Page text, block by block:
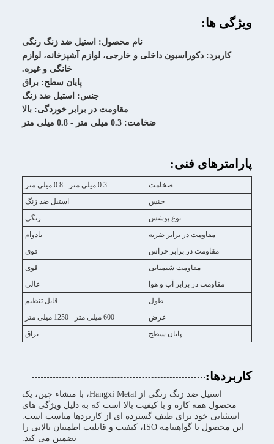
ویژگی ها:
نام محصول: استیل ضد زنگ رنگی
کاربرد: دکوراسیون داخلی و خارجی، لوازم آشپزخانه، لوازم
خانگی و غیره.
پایان سطح: براق
جنس: استیل ضد زنگ
مقاومت در برابر خوردگی: بالا
ضخامت: 0.3 میلی متر - 0.8 میلی متر
پارامترهای فنی:
ضخامت
0.3 میلی متر - 0.8 میلی متر
جنس
استیل ضد زنگ
نوع پوشش
رنگی
مقاومت در برابر ضربه
بادوام
مقاومت در برابر خراش
قوی
مقاومت شیمیایی
قوی
مقاومت در برابر آب و هوا
عالی
طول
قابل تنظیم
عرض
600 میلی متر - 1250 میلی متر
پایان سطح
براق
کاربردها:
استیل ضد زنگ رنگی از Hangxi Metal، با منشاء چین، یک
محصول همه کاره و با کیفیت بالا است که به دلیل ویژگی های
استثنایی خود برای طیف گسترده ای از کاربردها مناسب است.
این محصول با گواهینامه ISO، کیفیت و قابلیت اطمینان بالایی را
تضمین می کند.